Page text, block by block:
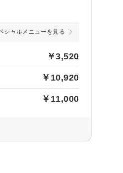
シャルメニューを見る
￥3,520
￥10,920
￥11,000